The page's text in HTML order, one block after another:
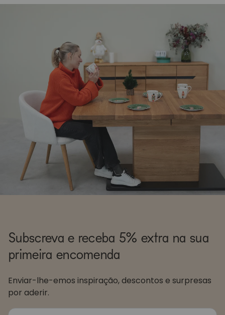
Subscreva e receba 5% extra na sua
primeira encomenda
Enviar-lhe-emos inspiração, descontos e surpresas
por aderir.